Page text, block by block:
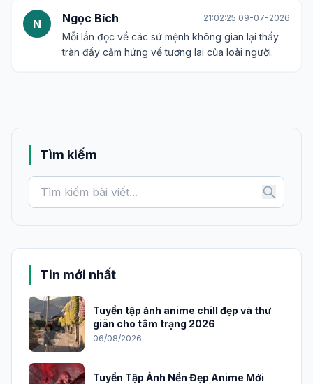
N Ngọc Bích 21:02:25 09-07-2026
Mỗi lần đọc về các sứ mệnh không gian lại thấy
tràn đầy cảm hứng về tương lai của loài người.
Tìm kiếm
Tin mới nhất
Tuyển tập ảnh anime chill đẹp và thư
giãn cho tâm trạng 2026
06/08/2026
Tuyển Tập Ảnh Nền Đẹp Anime Mới